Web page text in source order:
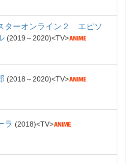
ターオンライン２ エピソ
2019～2020
TV
2018～2020 TV
ラ 2018 TV